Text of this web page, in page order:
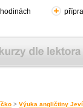
> Výuka angličtiny